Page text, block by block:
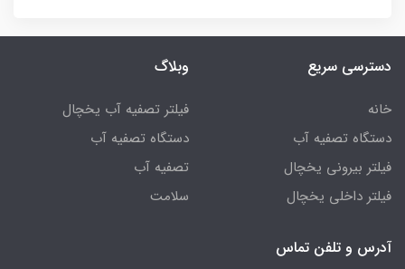
دسترسی سریع
خانه
دستگاه تصفیه آب
فیلتر بیرونی یخچال
فیلتر داخلی یخچال
وبلاگ
فیلتر تصفیه آب یخچال
دستگاه تصفیه آب
تصفیه آب
سلامت
آدرس و تلفن تماس